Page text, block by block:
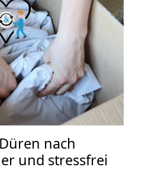
Düren nach
und stressfrei